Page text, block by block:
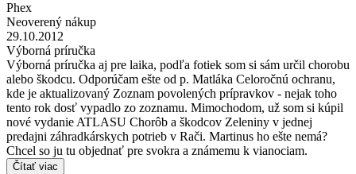
Phex
Neoverený nákup
29.10.2012
Výborná príručka
Výborná príručka aj pre laika, podľa fotiek som si sám určil chorobu
alebo škodcu. Odporúčam ešte od p. Matláka Celoročnú ochranu,
kde je aktualizovaný Zoznam povolených prípravkov - nejak toho
tento rok dosť vypadlo zo zoznamu. Mimochodom, už som si kúpil
nové vydanie ATLASU Chorôb a škodcov Zeleniny v jednej
predajni záhradkárskych potrieb v Rači. Martinus ho ešte nemá?
Chcel so ju tu objednať pre svokra a známemu k vianociam.
Čítať viac